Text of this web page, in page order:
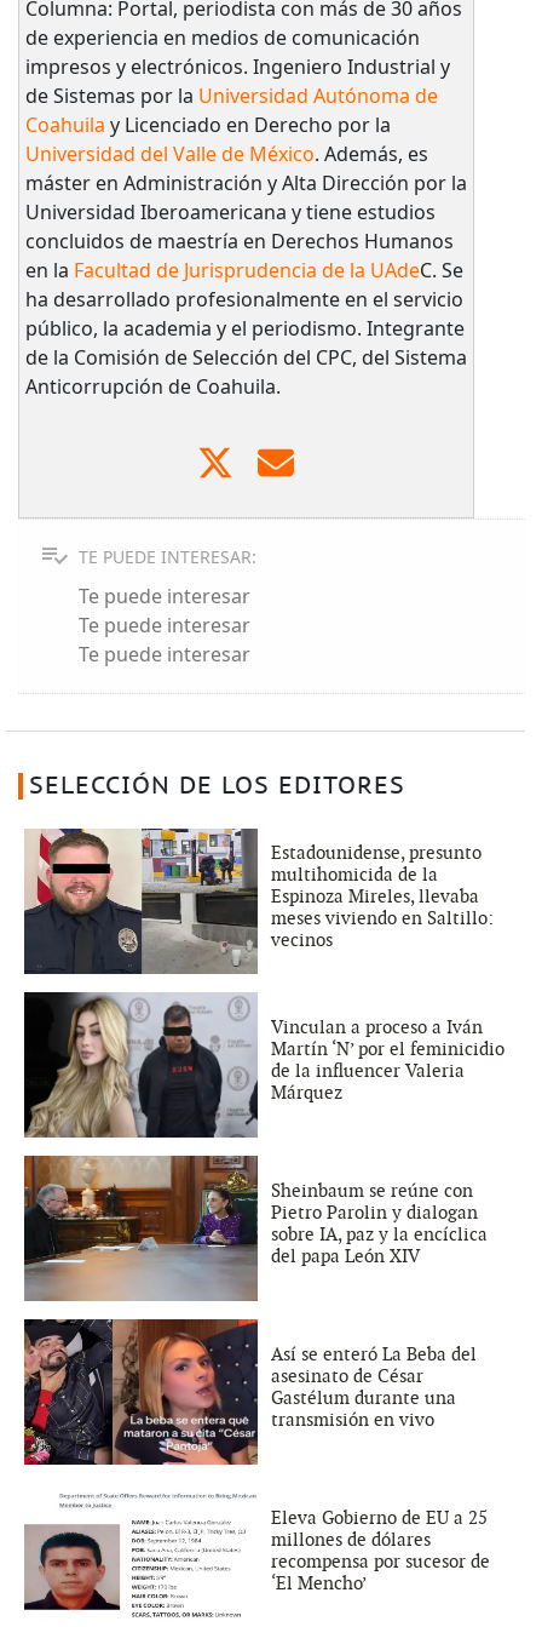
Columna: Portal, periodista con más de 30 años
de experiencia en medios de comunicación
impresos y electrónicos. Ingeniero Industrial y
de Sistemas por la Universidad Autónoma de
Coahuila y Licenciado en Derecho por la
Universidad del Valle de México. Además, es
máster en Administración y Alta Dirección por la
Universidad Iberoamericana y tiene estudios
concluidos de maestría en Derechos Humanos
en la Facultad de Jurisprudencia de la UAdeC. Se
ha desarrollado profesionalmente en el servicio
público, la academia y el periodismo. Integrante
de la Comisión de Selección del CPC, del Sistema
Anticorrupción de Coahuila.
TE PUEDE INTERESAR:
Te puede interesar
Te puede interesar
Te puede interesar
SELECCIÓN DE LOS EDITORES
Estadounidense, presunto
multihomicida de la
Espinoza Mireles, llevaba
meses viviendo en Saltillo:
vecinos
Vinculan a proceso a Iván
Martín ‘N’ por el feminicidio
de la influencer Valeria
Márquez
Sheinbaum se reúne con
Pietro Parolin y dialogan
sobre IA, paz y la encíclica
del papa León XIV
Así se enteró La Beba del
asesinato de César
Gastélum durante una
transmisión en vivo
Eleva Gobierno de EU a 25
millones de dólares
recompensa por sucesor de
‘El Mencho’